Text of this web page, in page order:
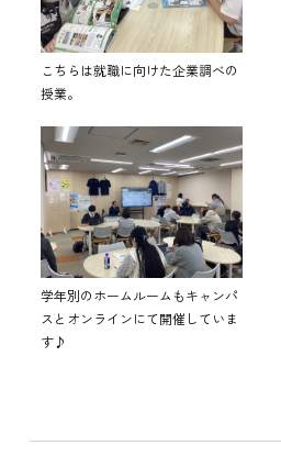
こちらは就職に向けた企業調べの
授業。
学年別のホームルームもキャンパ
スとオンラインにて開催していま
す♪